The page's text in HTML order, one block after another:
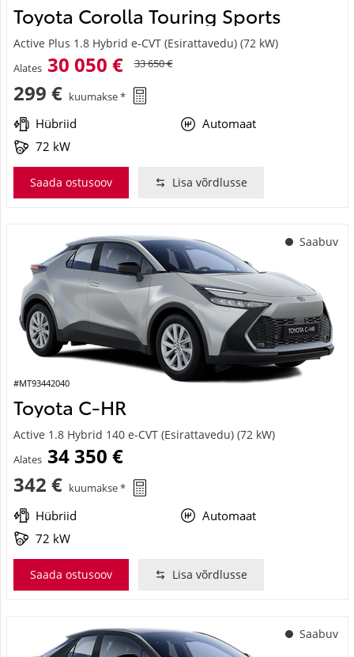
Toyota Corolla Touring Sports
Active Plus 1.8 Hybrid e-CVT (Esirattavedu) (72 kW)
Alates 30 050 € 33 650 €
299 € kuumakse *
Hübriid
Automaat
72 kW
Saada ostusoov Lisa võrdlusse
Saabuv
#MT93442040
Toyota C-HR
Active 1.8 Hybrid 140 e-CVT (Esirattavedu) (72 kW)
Alates 34 350 €
342 € kuumakse *
Hübriid
Automaat
72 kW
Saada ostusoov Lisa võrdlusse
Saabuv